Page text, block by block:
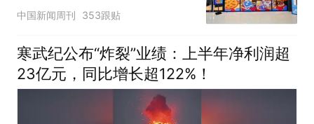
中国新闻周刊 353跟贴
寒武纪公布“炸裂”业绩：上半年净利润超
23亿元，同比增长超122%！